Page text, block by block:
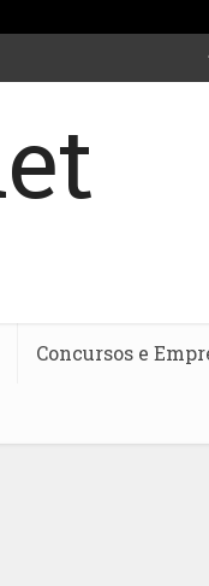
Concursos e